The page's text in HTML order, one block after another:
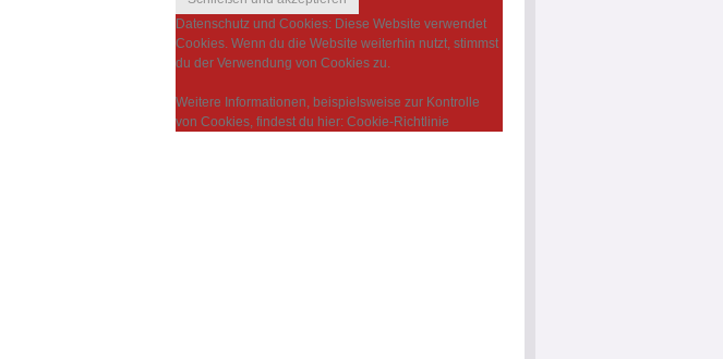
Datenschutz und Cookies: Diese Website verwendet
Cookies. Wenn du die Website weiterhin nutzt, stimmst
du der Verwendung von Cookies zu.
Weitere Informationen, beispielsweise zur Kontrolle
von Cookies, findest du hier: Cookie-Richtlinie